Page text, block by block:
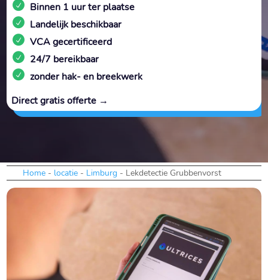
Binnen 1 uur ter plaatse
Landelijk beschikbaar
VCA gecertificeerd
24/7 bereikbaar
zonder hak- en breekwerk
Direct gratis offerte →
Home - locatie - Limburg - Lekdetectie Grubbenvorst